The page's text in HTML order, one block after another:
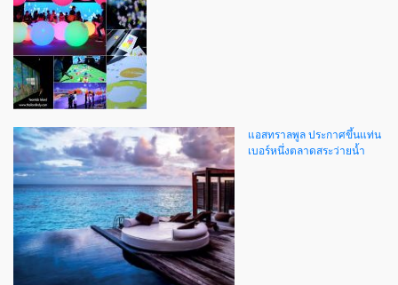
แอสทราลพูล ประกาศขึ้นแท่น
เบอร์หนึ่งตลาดสระว่ายน้ำ